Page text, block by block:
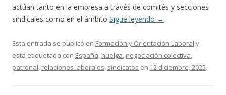
actúan tanto en la empresa a través de comités y secciones
sindicales como en el ámbito Sigue leyendo →
Esta entrada se publicó en Formación y Orientación Laboral y
está etiquetada con España, huelga, negociación colectiva,
patronal, relaciones laborales, sindicatos en 12 diciembre, 2025.